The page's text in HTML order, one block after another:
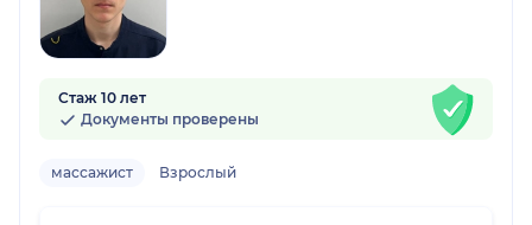
Стаж 10 лет
Документы проверены
массажист Взрослый